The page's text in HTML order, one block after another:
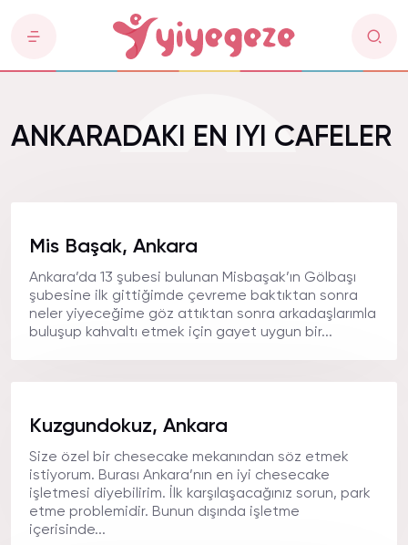
ANKARADAKI EN IYI CAFELER
Mis Başak, Ankara
Ankara’da 13 şubesi bulunan Misbaşak’ın Gölbaşı
şubesine ilk gittiğimde çevreme baktıktan sonra
neler yiyeceğime göz attıktan sonra arkadaşlarımla
buluşup kahvaltı etmek için gayet uygun bir...
Kuzgundokuz, Ankara
Size özel bir chesecake mekanından söz etmek
istiyorum. Burası Ankara’nın en iyi chesecake
işletmesi diyebilirim. İlk karşılaşacağınız sorun, park
etme problemidir. Bunun dışında işletme
içerisinde...